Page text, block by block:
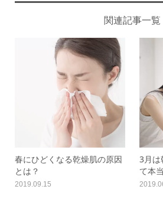
関連記事一覧
春にひどくなる乾燥肌の原因
とは？
2019.09.15
3月は
て本